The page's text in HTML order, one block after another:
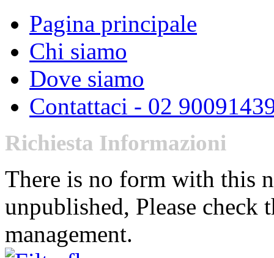
Pagina principale
Chi siamo
Dove siamo
Contattaci - 02
Richiesta Informazioni
There is no form with this
unpublished, Please check
management.